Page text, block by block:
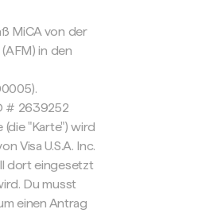
MiCA von der
in den
# 2639252
"Karte") wird
Visa U.S.A. Inc.
dort eingesetzt
Du musst
einen Antrag